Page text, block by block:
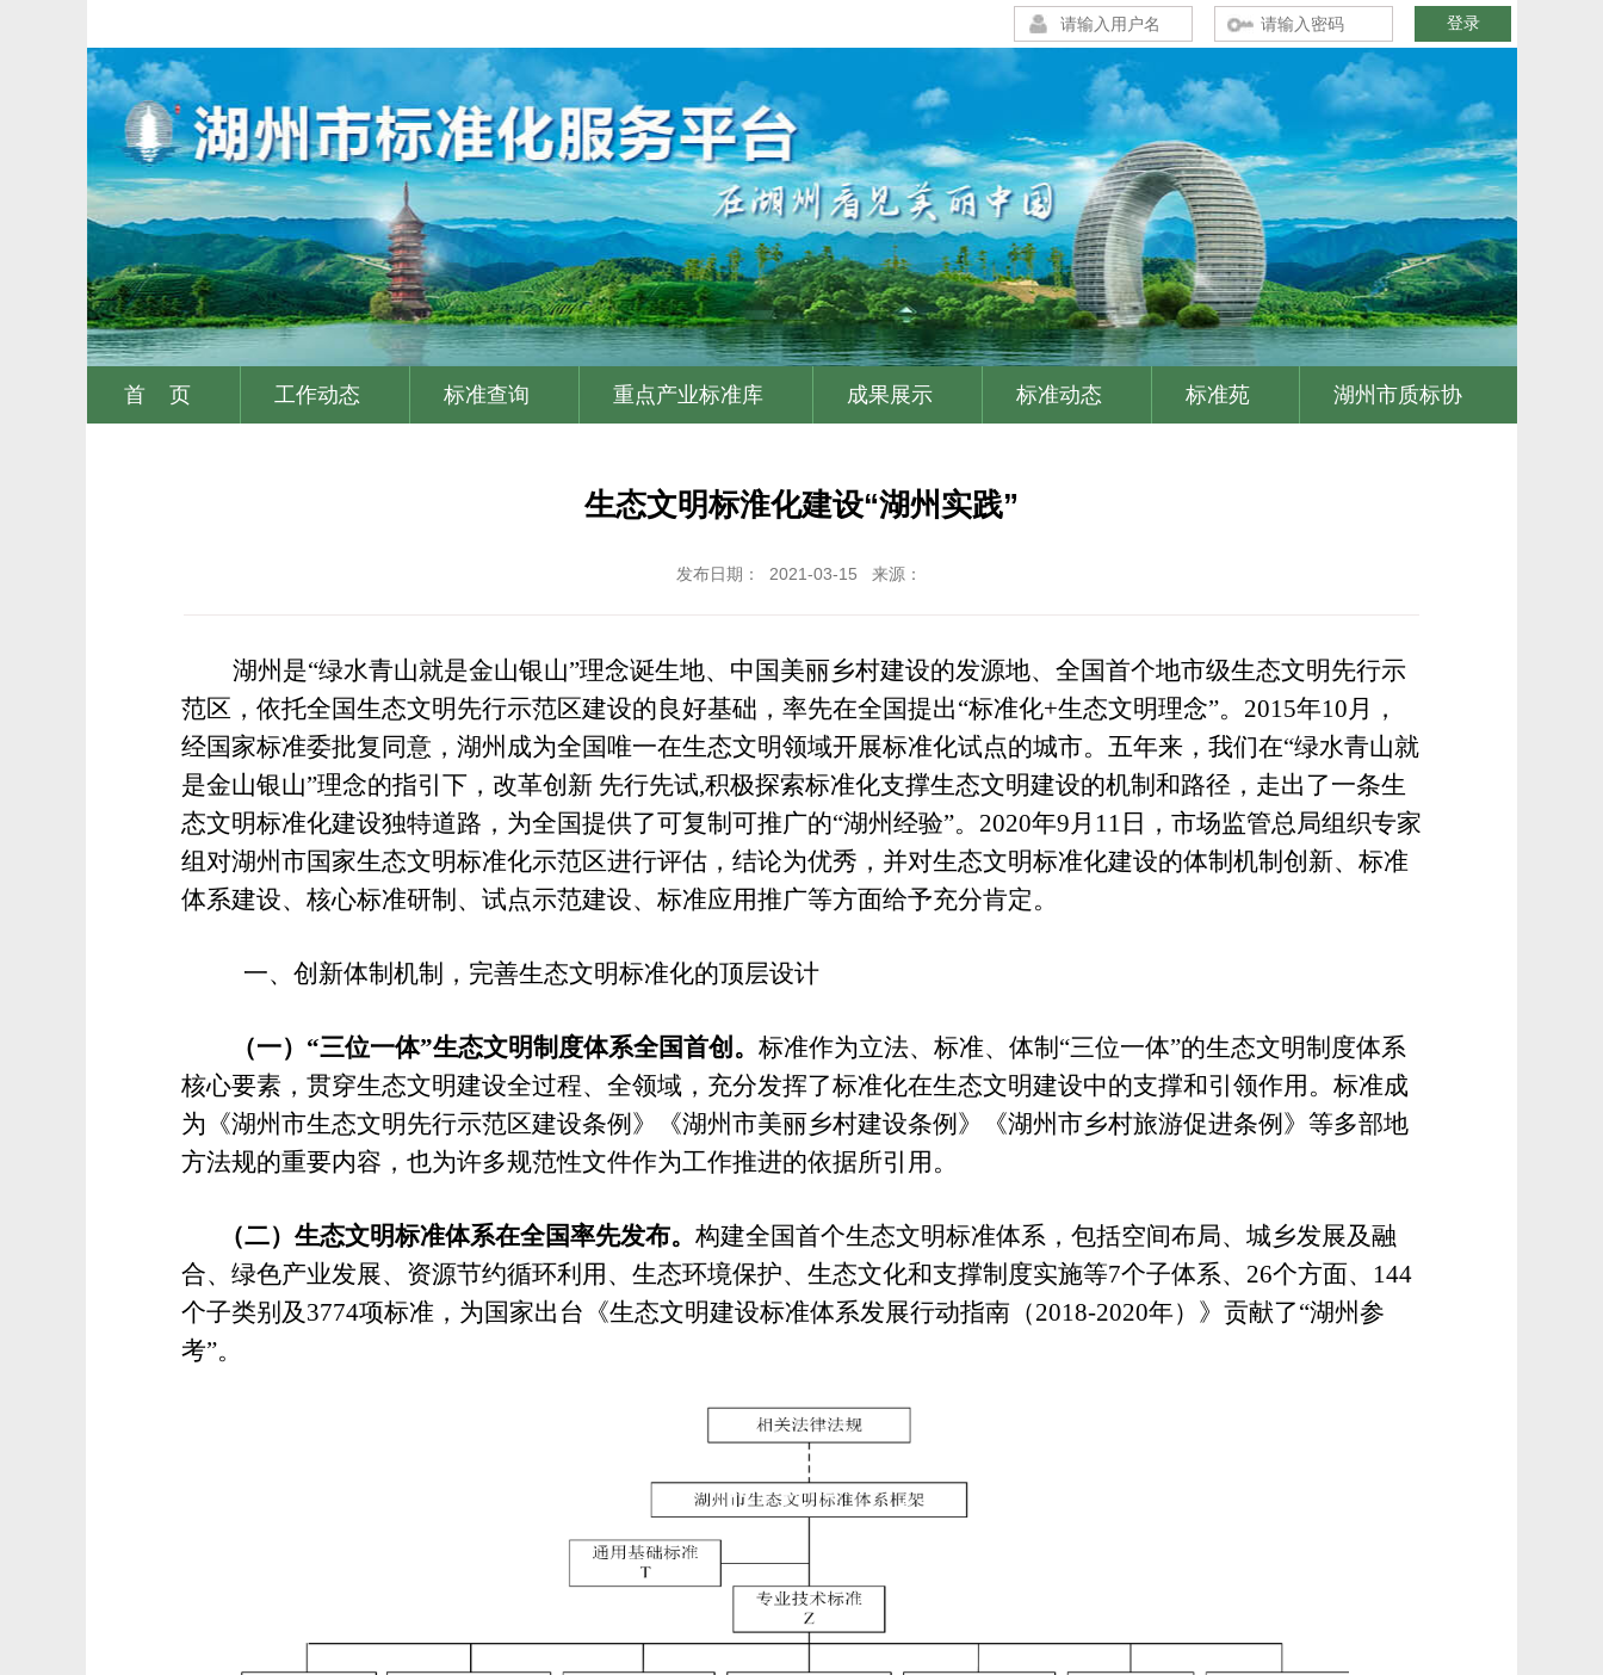
首 页 工作动态 标准查询 重点产业标准库 成果展示 标准动态 标准苑 湖州市质标协
生态文明标淮化建设“湖州实践”
发布日期： 2021-03-15 来源：
湖州是“绿水青山就是金山银山”理念诞生地、中国美丽乡村建设的发源地、全国首个地市级生态文明先行示
范区，依托全国生态文明先行示范区建设的良好基础，率先在全国提出“标准化+生态文明理念”。2015年10月，
经国家标准委批复同意，湖州成为全国唯一在生态文明领域开展标准化试点的城市。五年来，我们在“绿水青山就
是金山银山”理念的指引下，改革创新 先行先试,积极探索标准化支撑生态文明建设的机制和路径，走出了一条生
态文明标准化建设独特道路，为全国提供了可复制可推广的“湖州经验”。2020年9月11日，市场监管总局组织专家
组对湖州市国家生态文明标准化示范区进行评估，结论为优秀，并对生态文明标准化建设的体制机制创新、标准
体系建设、核心标准研制、试点示范建设、标准应用推广等方面给予充分肯定。
一、创新体制机制，完善生态文明标准化的顶层设计
（一）“三位一体”生态文明制度体系全国首创。 标准作为立法、标准、 体制“三位一体”的生态文明制度体系
核心要素，贯穿生态文明建设全过程、全领域，充分发挥了标准化在生态文明建设中的支撑和引领作用。标准成
为《湖州市生态文明先行示范区建设条例》《湖州市美丽乡村建设条例》《湖州市乡村旅游促进条例》等多部地
方法规的重要内容，也为许多规范性文件作为工作推进的依据所引用。
（二）生态文明标准体系在全国率先发布。 构建全国首个生态文明标准体系，包括空间布局、城乡发展及融
合、绿色产业发展、资源节约循环利用、生态环境保护、生态文化和支撑制度实施等7个子体系、26个方面、144
个子类别及 3774项标准，为国家出台《生态文明建设标准体系发展行动指南（2018-2020年）》贡献了“湖州参
考”。